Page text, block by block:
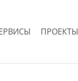
ПРОЕКТЫ